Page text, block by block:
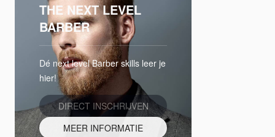
THE NEXT LEVEL
BARBER
Dé next level Barber skills leer je
hier!
DIRECT INSCHRIJVEN
MEER INFORMATIE